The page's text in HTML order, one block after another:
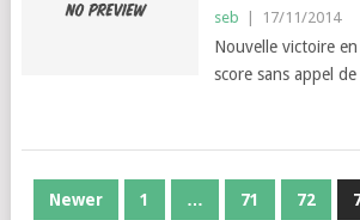
seb 17/11/2014
Nouvelle victoire
score sans appel
PAGINATION
Newer 1 … 71 72